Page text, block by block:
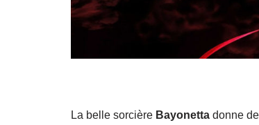
La belle sorcière Bayonetta donne